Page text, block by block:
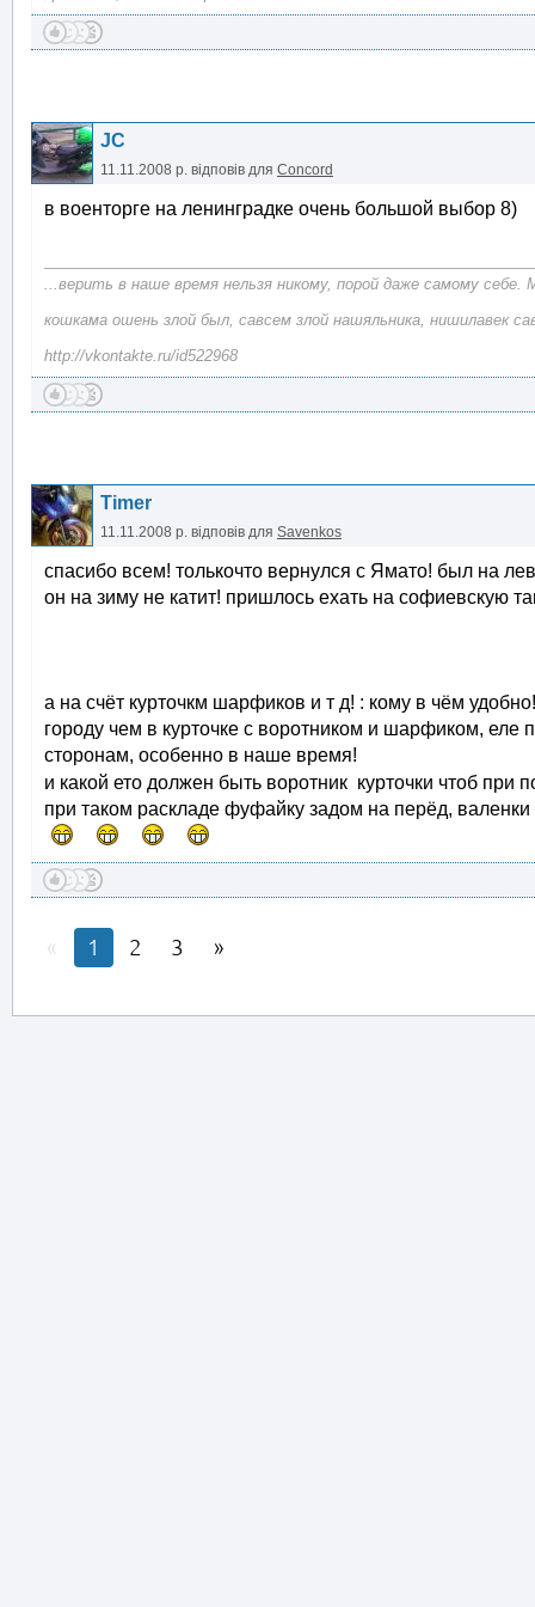
JC
11.11.2008 р. відповів для Concord
в военторге на ленинградке очень большой выбор 8)
...верить в наше время нельзя никому, порой даже самому
кошкама ошень злой был, савсем злой нашяльника, нишилавек
http://vkontakte.ru/id522968
Timer
11.11.2008 р. відповів для Savenkos
спасибо всем! толькочто вернулся с Ямато! был на
он на зиму не катит! пришлось ехать на софиевскую
а на счёт курточкм шарфиков и т д! : кому в чём
городу чем в курточке с воротником и шарфиком, еле
сторонам, особенно в наше время!
и какой ето должен быть воротник курточки чтоб
при таком раскладе фуфайку задом на перёд,
1 2 3